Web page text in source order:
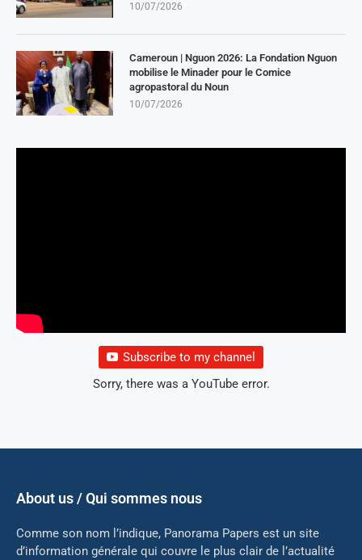
10/07/2026
Cameroun | Nguon 2026: La Fondation Nguon
mobilise le Minader pour le Comice
agropastoral du Noun
10/07/2026
Subscribe to my channel
Sorry, there was a YouTube error.
About us / Qui sommes nous
Comme son nom l’indique, Panorama Papers est un site
d’information générale qui couvre le plus clair de l’actualité